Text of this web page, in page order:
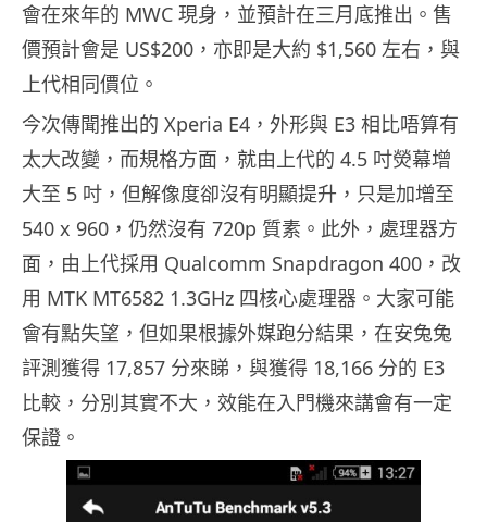
會在來年的 MWC 現身，並預計在三月底推出。售
價預計會是 US$200，亦即是大約 $1,560 左右，與
上代相同價位。
今次傳聞推出的 Xperia E4，外形與 E3 相比唔算有
太大改變，而規格方面，就由上代的 4.5 吋熒幕增
大至 5 吋，但解像度卻沒有明顯提升，只是加增至
540 x 960，仍然沒有 720p 質素。此外，處理器方
面，由上代採用 Qualcomm Snapdragon 400，改
用 MTK MT6582 1.3GHz 四核心處理器。大家可能
會有點失望，但如果根據外媒跑分結果，在安兔兔
評測獲得 17,857 分來睇，與獲得 18,166 分的 E3
比較，分別其實不大，效能在入門機來講會有一定
保證。